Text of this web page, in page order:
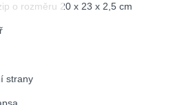
o rozměru 20 x 23 x 2,5 cm
strany